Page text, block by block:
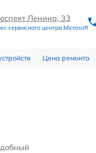
Ленина, 33
сервисного центра Microsoft
Цена ремонта